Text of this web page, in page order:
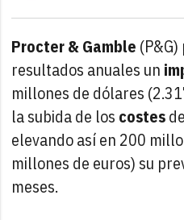
Procter & Gamble
resultados anuales un
millones de dólares
la subida de los costes
elevando así en 200
millones de euros) su
meses.